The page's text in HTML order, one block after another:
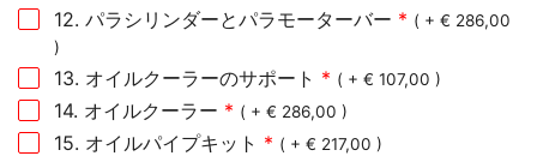
12. パラシリンダーとパラモーターバー * ( + € 286,00
)
13. オイルクーラーのサポート * ( + € 107,00 )
14. オイルクーラー * ( + € 286,00 )
15. オイルパイプキット * ( + € 217,00 )